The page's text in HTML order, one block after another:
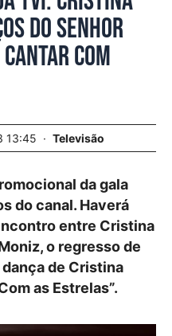
do senhor
com
13:45 Televisão
da gala
do canal. Haverá
entre Cristina
o regresso de
de Cristina
as Estrelas”.